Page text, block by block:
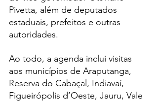
Pivetta, além de deputados
estaduais, prefeitos e outras
autoridades.
Ao todo, a agenda inclui visitas
aos municípios de Araputanga,
Reserva do Cabaçal, Indiavaí,
Figueirópolis d’Oeste, Jauru, Vale